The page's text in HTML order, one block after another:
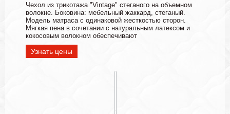
Чехол из трикотажа "Vintage" стеганого на объемном
волокне. Боковина: мебельный жаккард, стеганый.
Модель матраса с одинаковой жесткостью сторон.
Мягкая пена в сочетании с натуральным латексом и
кокосовым волокном обеспечивают
Узнать цены